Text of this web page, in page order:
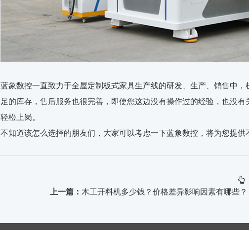
蓝象数控一直致力于全屋定制板式家具生产线的研发、生产、销售中
足的库存，售后服务也很完善，即使您这边没有操作过的经验，也没
轻松上岗。
不知道该怎么选择的朋友们，大家可以考虑一下蓝象数控，将为您提供
上一篇： 木工开料机多少钱？价格差异影响因素有哪些？